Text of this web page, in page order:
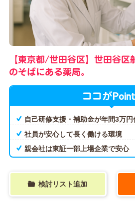
【東京都/世田谷区】世田谷区
のそばにある薬局。
ココが
自己研修支援・補助金が年間3万円
社員が安心して長く働ける環境
親会社は東証一部上場企業で安心
検討リスト追加